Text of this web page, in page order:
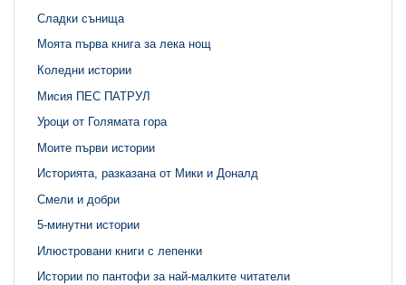
Сладки сънища
Моята първа книга за лека нощ
Коледни истории
Мисия ПЕС ПАТРУЛ
Уроци от Голямата гора
Моите първи истории
Историята, разказана от Мики и Доналд
Смели и добри
5-минутни истории
Илюстровани книги с лепенки
Истории по пантофи за най-малките читатели